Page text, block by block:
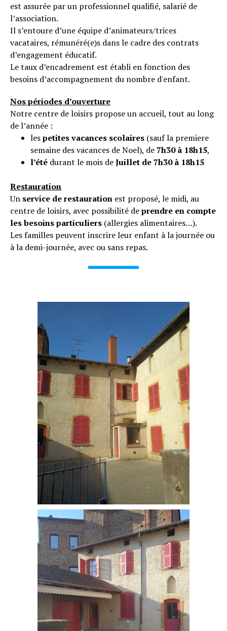
est assurée par un professionnel qualifié, salarié de
l’association.
Il s’entoure d’une équipe d’animateurs/trices
vacataires, rémunéré(e)s dans le cadre des contrats
d’engagement éducatif.
Le taux d’encadrement est établi en fonction des
besoins d’accompagnement du nombre d'enfant.
Nos périodes d’ouverture
Notre centre de loisirs propose un accueil, tout au long
de l’année :
lespetites vacances scolaires (sauf la premiere
semaine des vacances de Noel), de7h30 à 18h15,
l’été durant le mois deJuillet de 7h30 à 18h15
Restauration
Un service de restauration est proposé, le midi, au
centre de loisirs, avec possibilité deprendre en compte
les besoins particuliers (allergies alimentaires…).
Les familles peuvent inscrire leur enfant à la journée ou
à la demi-journée, avec ou sans repas.